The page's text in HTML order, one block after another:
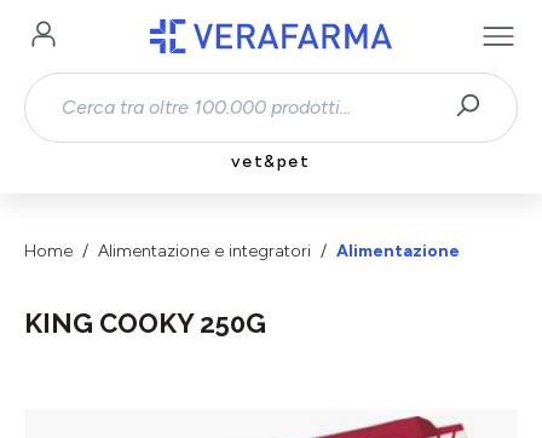
Passa al contenuto principale
vet&pet
Home Alimentazione e integratori Alimentazione
KING COOKY 250G